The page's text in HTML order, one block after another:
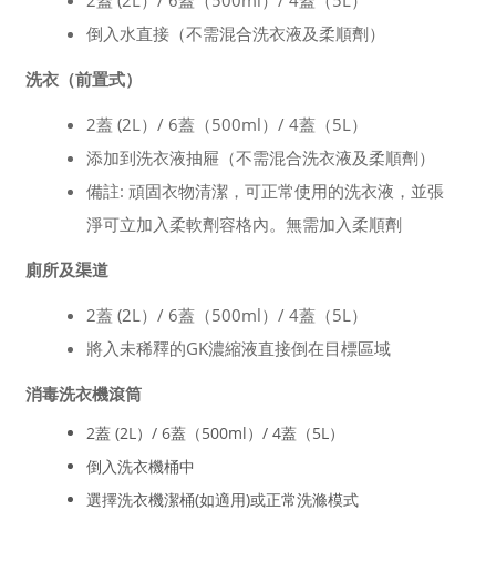
倒入水直接（不需混合洗衣液及柔順劑）
洗衣（前置式）
2蓋 (2L）/ 6蓋（500ml）/ 4蓋（5L）
添加到洗衣液抽屜（不需混合洗衣液及柔順劑）
備註: 頑固衣物清潔，可正常使用的洗衣液，並張
淨可立加入柔軟劑容格內。無需加入柔順劑
廁所及渠道
2蓋 (2L）/ 6蓋（500ml）/ 4蓋（5L）
將入未稀釋的GK濃縮液直接倒在目標區域
消毒洗衣機滾筒
2蓋 (2L）/ 6蓋（500ml）/ 4蓋（5L）
倒入洗衣機桶中
選擇洗衣機潔桶(如適用)或正常洗滌模式